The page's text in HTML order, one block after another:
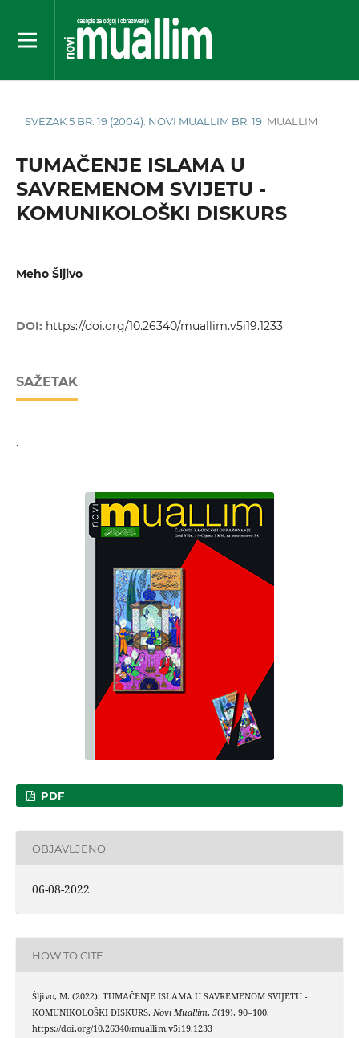
SVEZAK 5 BR. 19 (2004): NOVI MUALLIM BR. 19 MUALLIM
TUMAČENJE ISLAMA U
SAVREMENOM SVIJETU -
KOMUNIKOLOŠKI DISKURS
Meho Šljivo
DOI: https://doi.org/10.26340/muallim.v5i19.1233
SAŽETAK
.
PDF
OBJAVLJENO
06-08-2022
HOW TO CITE
Šljivo, M. (2022). TUMAČENJE ISLAMA U SAVREMENOM SVIJETU -
KOMUNIKOLOŠKI DISKURS. Novi Muallim, 5(19), 90–100.
https://doi.org/10.26340/muallim.v5i19.1233